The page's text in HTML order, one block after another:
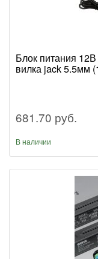
Блок питания
вилка jack 5.5мм
681.70 руб.
В наличии